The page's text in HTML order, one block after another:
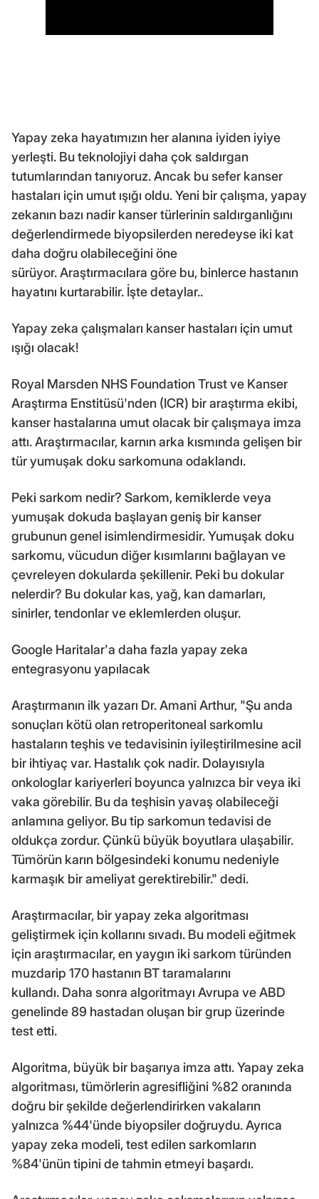
Yapay zeka hayatımızın her alanına iyiden iyiye
yerleşti. Bu teknolojiyi daha çok saldırgan
tutumlarından tanıyoruz. Ancak bu sefer kanser
hastaları için umut ışığı oldu. Yeni bir çalışma, yapay
zekanın bazı nadir kanser türlerinin saldırganlığını
değerlendirmede biyopsilerden neredeyse iki kat
daha doğru olabileceğini öne
sürüyor. Araştırmacılara göre bu, binlerce hastanın
hayatını kurtarabilir. İşte detaylar..
Yapay zeka çalışmaları kanser hastaları için umut
ışığı olacak!
Royal Marsden NHS Foundation Trust ve Kanser
Araştırma Enstitüsü'nden (ICR) bir araştırma ekibi,
kanser hastalarına umut olacak bir çalışmaya imza
attı. Araştırmacılar, karnın arka kısmında gelişen bir
tür yumuşak doku sarkomuna odaklandı.
Peki sarkom nedir? Sarkom, kemiklerde veya
yumuşak dokuda başlayan geniş bir kanser
grubunun genel isimlendirmesidir. Yumuşak doku
sarkomu, vücudun diğer kısımlarını bağlayan ve
çevreleyen dokularda şekillenir. Peki bu dokular
nelerdir? Bu dokular kas, yağ, kan damarları,
sinirler, tendonlar ve eklemlerden oluşur.
Google Haritalar'a daha fazla yapay zeka
entegrasyonu yapılacak
Araştırmanın ilk yazarı Dr. Amani Arthur, "Şu anda
sonuçları kötü olan retroperitoneal sarkomlu
hastaların teşhis ve tedavisinin iyileştirilmesine acil
bir ihtiyaç var. Hastalık çok nadir. Dolayısıyla
onkologlar kariyerleri boyunca yalnızca bir veya iki
vaka görebilir. Bu da teşhisin yavaş olabileceği
anlamına geliyor. Bu tip sarkomun tedavisi de
oldukça zordur. Çünkü büyük boyutlara ulaşabilir.
Tümörün karın bölgesindeki konumu nedeniyle
karmaşık bir ameliyat gerektirebilir." dedi.
Araştırmacılar, bir yapay zeka algoritması
geliştirmek için kollarını sıvadı. Bu modeli eğitmek
için araştırmacılar, en yaygın iki sarkom türünden
muzdarip 170 hastanın BT taramalarını
kullandı. Daha sonra algoritmayı Avrupa ve ABD
genelinde 89 hastadan oluşan bir grup üzerinde
test etti.
Algoritma, büyük bir başarıya imza attı. Yapay zeka
algoritması, tümörlerin agresifliğini %82 oranında
doğru bir şekilde değerlendirirken vakaların
yalnızca %44'ünde biyopsiler doğruydu. Ayrıca
yapay zeka modeli, test edilen sarkomların
%84'ünün tipini de tahmin etmeyi başardı.